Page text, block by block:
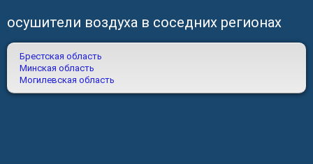
осушители воздуха в соседних регионах
Брестская область
Минская область
Могилевская область